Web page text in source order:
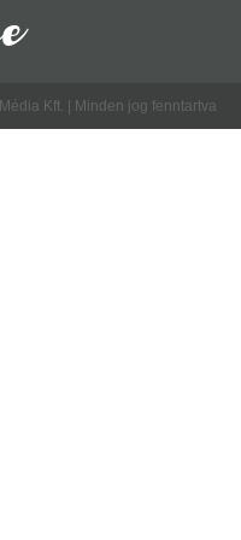
Kft. | Minden jog fenntartva